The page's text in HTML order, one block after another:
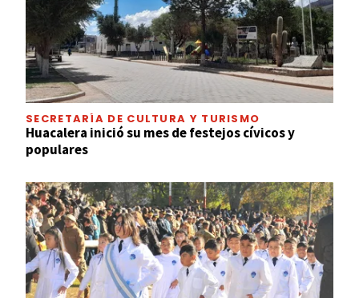
SECRETARÍA DE CULTURA Y TURISMO
Huacalera inició su mes de festejos cívicos y
populares